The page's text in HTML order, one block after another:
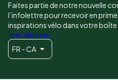
Faites partie de notre nouvelle
l’infolettre pour recevoir en
inspirations vélo dans votre boîte
Je m'abonne
FR - CA